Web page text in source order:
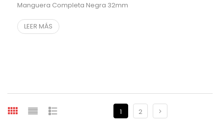
Manguera Completa Negra 32mm
LEER MÁS
1 2